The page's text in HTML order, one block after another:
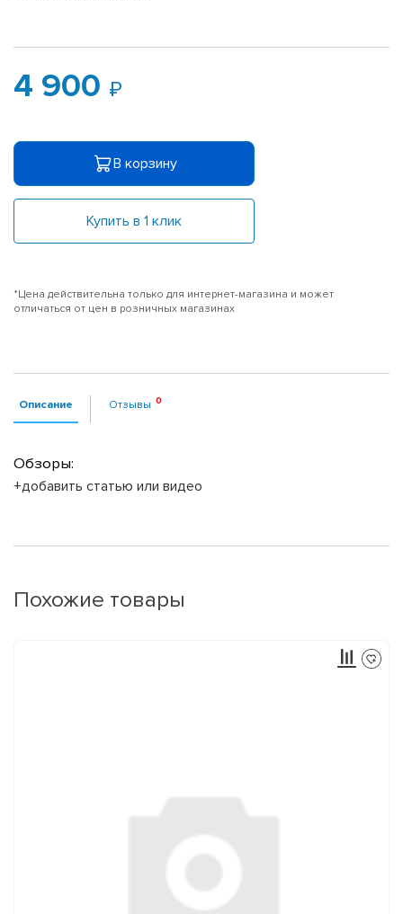
4 900
В корзину
Купить в 1 клик
*Цена действительна только для интернет-магазина и может
отличаться от цен в розничных магазинах
Описание Отзывы
Обзоры:
+добавить статью или видео
Похожие товары